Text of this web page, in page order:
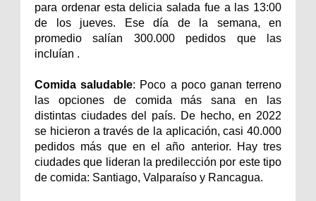
para ordenar esta delicia salada fue a las 13:00
de los jueves. Ese día de la semana, en
promedio salían 300.000 pedidos que las
incluían .
Comida saludable: Poco a poco ganan terreno
las opciones de comida más sana en las
distintas ciudades del país. De hecho, en 2022
se hicieron a través de la aplicación, casi 40.000
pedidos más que en el año anterior. Hay tres
ciudades que lideran la predilección por este tipo
de comida: Santiago, Valparaíso y Rancagua.